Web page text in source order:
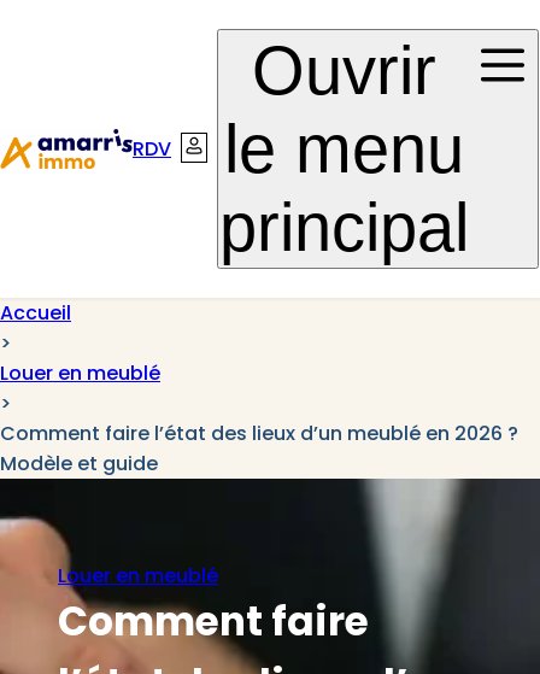
RDV
Connexion
Ouvrir
le menu
principal
Accueil
>
Louer en meublé
>
Comment faire l’état des lieux d’un meublé en 2026 ?
Modèle et guide
Louer en meublé
Comment faire